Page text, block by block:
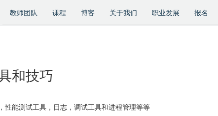
教师团队 课程 博客 关于我们 职业发展 报名
和技巧
能测试工具，日志，调试工具和进程管理等等